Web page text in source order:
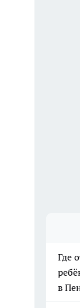
Где
в